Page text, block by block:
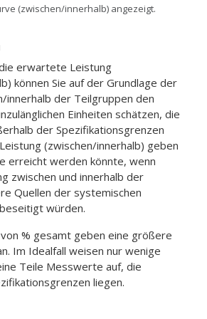
(zwischen/innerhalb) angezeigt.
erwartete Leistung
können Sie auf der Grundlage der
innerhalb der Teilgruppen den
Einheiten schätzen, die
der Spezifikationsgrenzen
(zwischen/innerhalb) geben
erreicht werden könnte, wenn
zwischen und innerhalb der
Quellen der systemischen
würden.
% gesamt geben eine größere
Im Idealfall weisen nur wenige
Teile Messwerte auf, die
liegen.